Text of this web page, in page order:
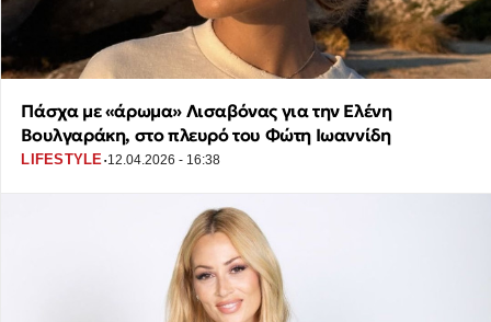
Πάσχα με «άρωμα» Λισαβόνας για την Ελένη
Βουλγαράκη, στο πλευρό του Φώτη Ιωαννίδη
LIFESTYLE·12.04.2026 - 16:38